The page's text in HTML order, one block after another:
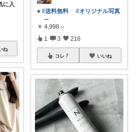
に入
ね
⭐︎#送料無料
#オリジナル写真
...
￥ 4,998～
1 3 216
コレ いいね